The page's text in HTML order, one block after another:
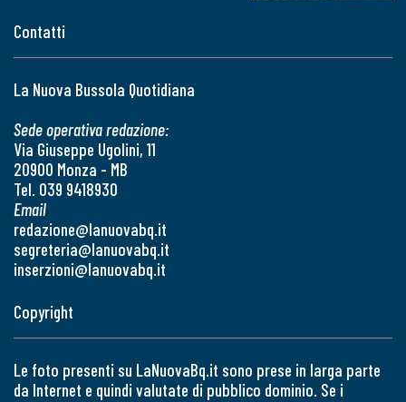
Contatti
La Nuova Bussola Quotidiana
Sede operativa redazione:
Via Giuseppe Ugolini, 11
20900 Monza - MB
Tel. 039 9418930
Email
redazione@lanuovabq.it
segreteria@lanuovabq.it
inserzioni@lanuovabq.it
Copyright
Le foto presenti su LaNuovaBq.it sono prese in larga parte
da Internet e quindi valutate di pubblico dominio. Se i